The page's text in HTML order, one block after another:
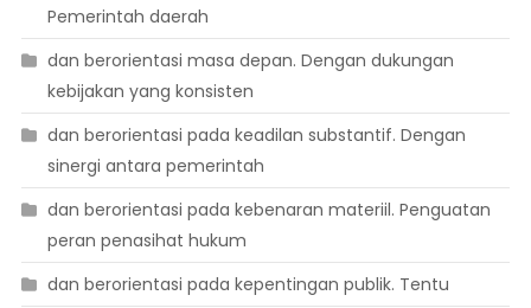
Pemerintah daerah
dan berorientasi masa depan. Dengan dukungan
kebijakan yang konsisten
dan berorientasi pada keadilan substantif. Dengan
sinergi antara pemerintah
dan berorientasi pada kebenaran materiil. Penguatan
peran penasihat hukum
dan berorientasi pada kepentingan publik. Tentu